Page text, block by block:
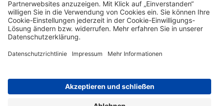
Impressum Datenschutz Barrierefreiheit